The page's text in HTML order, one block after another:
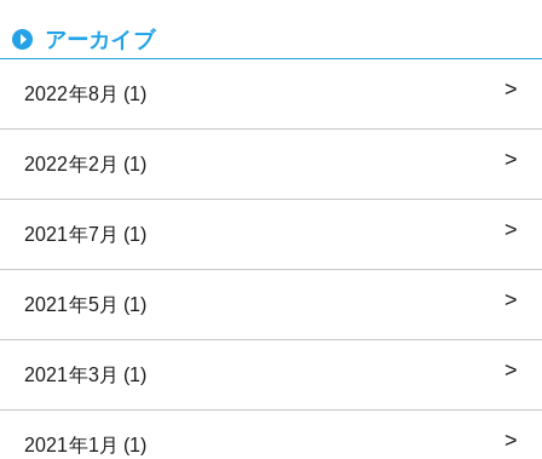
アーカイブ
2022年8月 (1)
2022年2月 (1)
2021年7月 (1)
2021年5月 (1)
2021年3月 (1)
2021年1月 (1)